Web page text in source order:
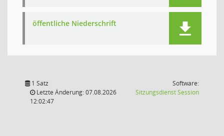
öffentliche Niederschrift
1 Satz
Letzte Änderung: 07.08.2026
12:02:47
Software:
SitzungsdienstSession(Wird in